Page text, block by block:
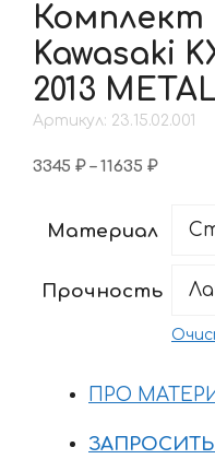
Комплект
Kawasaki
2013
Артикул: 23.15.02.001
3345 ₽ – 11635 ₽
–
Материал
Прочность
ПРО